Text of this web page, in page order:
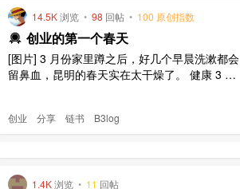
14.5K浏览 • 98 回帖 • 100 原创指数
创业的第一个春天
[图片] 3 月份家里蹲之后，好几个早晨洗漱都会
留鼻血，昆明的春天实在太干燥了。 健康 3 月
敢怎么运动了（说得自己之前多爱运动一样
创业 分享 链书 B3log
1.4K浏览 • 11 回帖